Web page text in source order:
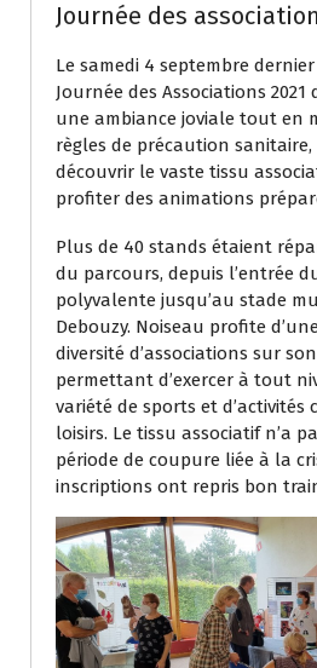
Journée des
Le samedi 4 septembre
Journée des Associations 2021
une ambiance joviale tout en
règles de précaution
découvrir le vaste tissu
profiter des animations
Plus de 40 stands étaient
du parcours, depuis l’entrée
polyvalente jusqu’au stade
Debouzy. Noiseau profite
diversité d’associations sur
permettant d’exercer à tout
variété de sports et
loisirs. Le tissu associatif n’a
période de coupure liée à la
inscriptions ont repris bon